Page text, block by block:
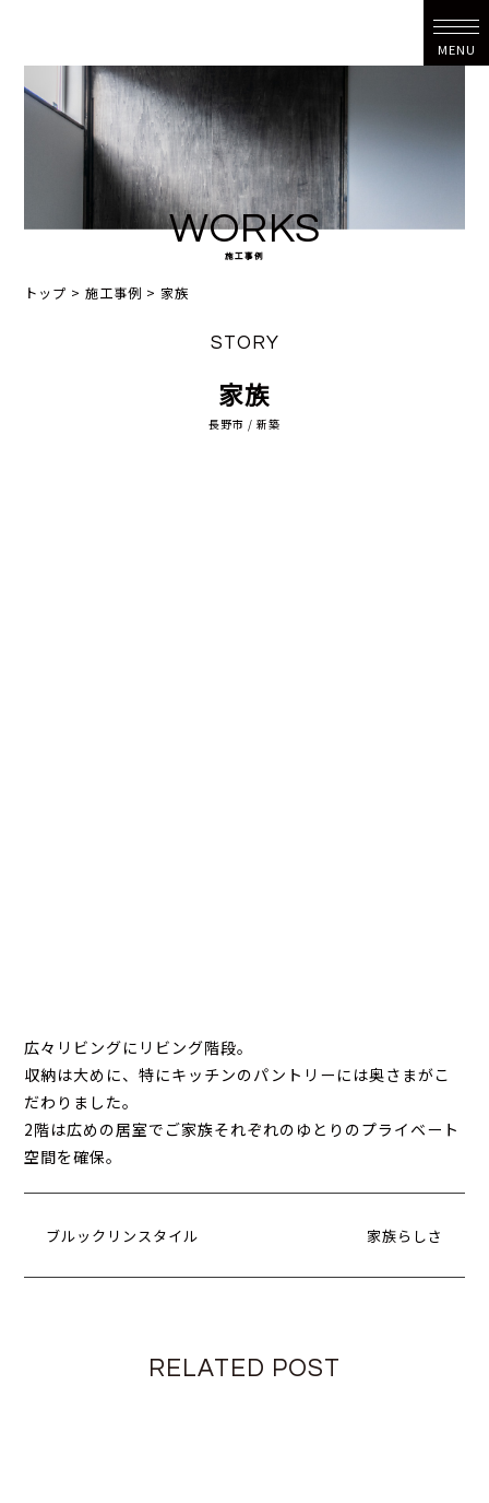
MENU
WORKS
施工事例
トップ >施工事例 >家族
STORY
家族
長野市 / 新築
広々リビングにリビング階段。
収納は大めに、特にキッチンのパントリーには奥さまがこ
だわりました。
2階は広めの居室でご家族それぞれのゆとりのプライベート
空間を確保。
ブルックリンスタイル 家族らしさ
RELATED POST